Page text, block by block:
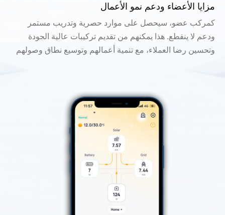
مزايا الأعضاء ودعم نمو الأعمال
كمركب عضو، سيحصل على موارد حصرية وتدريب مستمر
ودعم لا ينقطع. هذا يمكنهم من تقديم تركيبات عالية الجودة
وتحسين رضا العملاء، مع تنمية أعمالهم وتوسيع نطاق وصولهم